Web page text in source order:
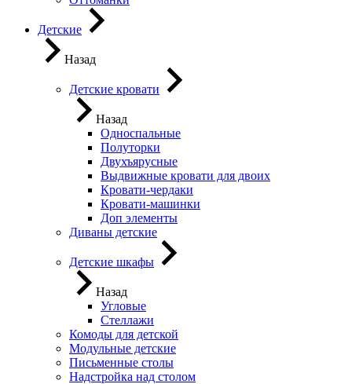
Детские
Назад
Детские кровати
Назад
Односпальные
Полуторки
Двухъярусные
Выдвижные кровати для двоих
Кровати-чердаки
Кровати-машинки
Доп элементы
Диваны детские
Детские шкафы
Назад
Угловые
Стеллажи
Комоды для детской
Модульные детские
Письменные столы
Надстройка над столом